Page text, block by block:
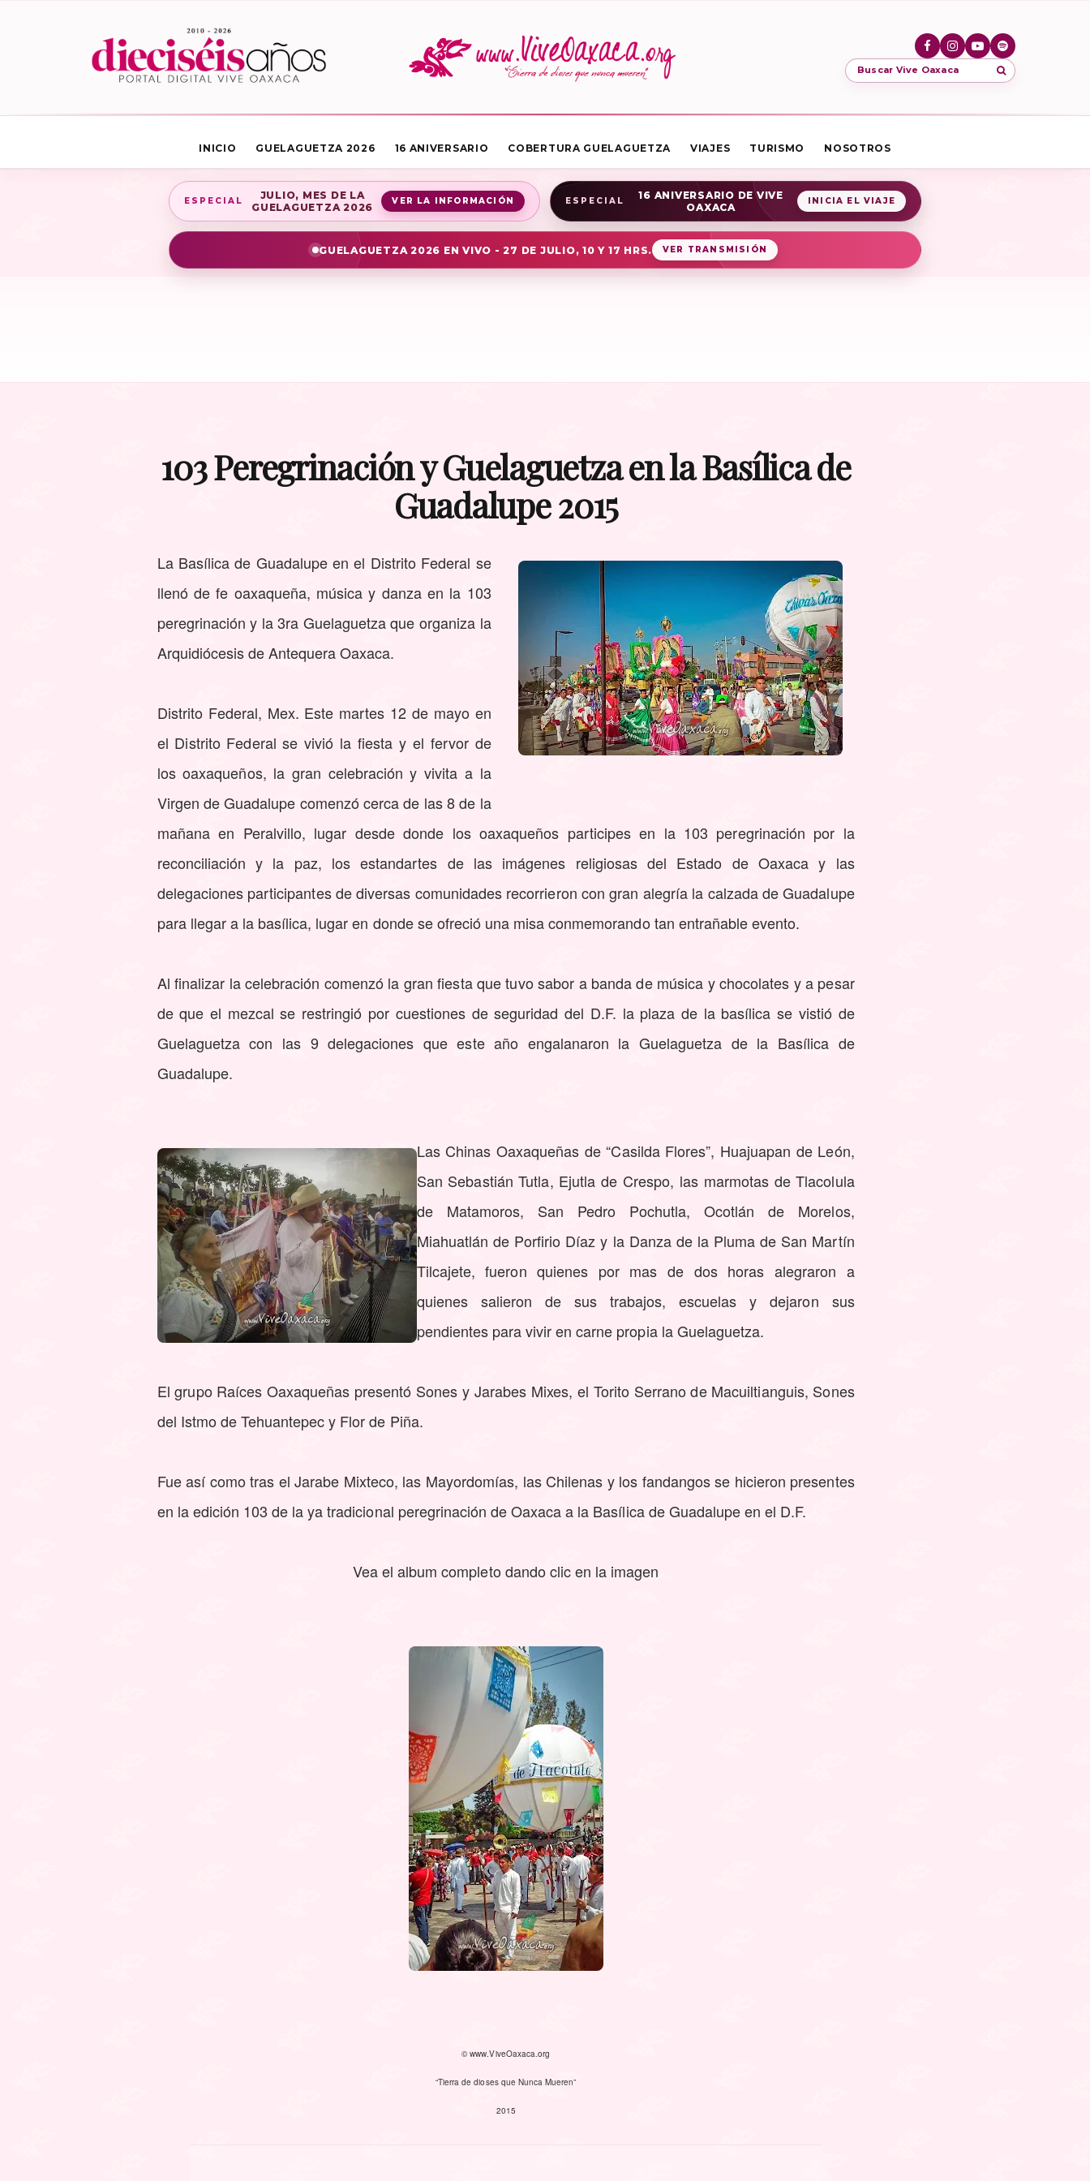
Buscar Vive Oaxaca
INICIO GUELAGUETZA 2026 16 ANIVERSARIO COBERTURA GUELAGUETZA VIAJES TURISMO NOSOTROS
ESPECIAL
JULIO, MES DE LA
GUELAGUETZA 2026
VER LA INFORMACIÓN ESPECIAL
16 ANIVERSARIO DE VIVE
OAXACA
INICIA EL VIAJE
GUELAGUETZA 2026 EN VIVO - 27 DE JULIO, 10 Y 17 HRS. VER TRANSMISIÓN
103 Peregrinación y Guelaguetza en la Basílica de
Guadalupe 2015
La Basílica de Guadalupe en el Distrito Federal se
llenó de fe oaxaqueña, música y danza en la 103
peregrinación y la 3ra Guelaguetza que organiza la
Arquidiócesis de Antequera Oaxaca.
Distrito Federal, Mex. Este martes 12 de mayo en
el Distrito Federal se vivió la fiesta y el fervor de
los oaxaqueños, la gran celebración y vivita a la
Virgen de Guadalupe comenzó cerca de las 8 de la
mañana en Peralvillo, lugar desde donde los oaxaqueños participes en la 103 peregrinación por la
reconciliación y la paz, los estandartes de las imágenes religiosas del Estado de Oaxaca y las
delegaciones participantes de diversas comunidades recorrieron con gran alegría la calzada de Guadalupe
para llegar a la basílica, lugar en donde se ofreció una misa conmemorando tan entrañable evento.
Al finalizar la celebración comenzó la gran fiesta que tuvo sabor a banda de música y chocolates y a pesar
de que el mezcal se restringió por cuestiones de seguridad del D.F. la plaza de la basílica se vistió de
Guelaguetza con las 9 delegaciones que este año engalanaron la Guelaguetza de la Basílica de
Guadalupe.
Las Chinas Oaxaqueñas de “Casilda Flores”, Huajuapan de León,
San Sebastián Tutla, Ejutla de Crespo, las marmotas de Tlacolula
de Matamoros, San Pedro Pochutla, Ocotlán de Morelos,
Miahuatlán de Porfirio Díaz y la Danza de la Pluma de San Martín
Tilcajete, fueron quienes por mas de dos horas alegraron a
quienes salieron de sus trabajos, escuelas y dejaron sus
pendientes para vivir en carne propia la Guelaguetza.
El grupo Raíces Oaxaqueñas presentó Sones y Jarabes Mixes, el Torito Serrano de Macuiltianguis, Sones
del Istmo de Tehuantepec y Flor de Piña.
Fue así como tras el Jarabe Mixteco, las Mayordomías, las Chilenas y los fandangos se hicieron presentes
en la edición 103 de la ya tradicional peregrinación de Oaxaca a la Basílica de Guadalupe en el D.F.
Vea el album completo dando clic en la imagen
© www.ViveOaxaca.org
“Tierra de dioses que Nunca Mueren”
2015